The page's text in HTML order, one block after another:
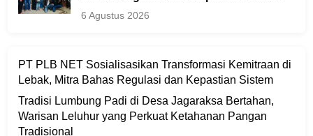
6 Agustus 2026
PT PLB NET Sosialisasikan Transformasi Kemitraan di
Lebak, Mitra Bahas Regulasi dan Kepastian Sistem
Tradisi Lumbung Padi di Desa Jagaraksa Bertahan,
Warisan Leluhur yang Perkuat Ketahanan Pangan
Tradisional